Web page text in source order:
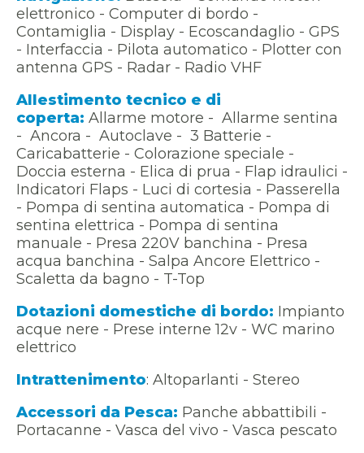
elettronico - Computer di bordo -
Contamiglia - Display - Ecoscandaglio - GPS
- Interfaccia - Pilota automatico - Plotter con
antenna GPS - Radar - Radio VHF
Allestimento tecnico e di
coperta: Allarme motore - Allarme sentina
- Ancora - Autoclave - 3 Batterie -
Caricabatterie - Colorazione speciale -
Doccia esterna - Elica di prua - Flap idraulici -
Indicatori Flaps - Luci di cortesia - Passerella
- Pompa di sentina automatica - Pompa di
sentina elettrica - Pompa di sentina
manuale - Presa 220V banchina - Presa
acqua banchina - Salpa Ancore Elettrico -
Scaletta da bagno - T-Top
Dotazioni domestiche di bordo: Impianto
acque nere - Prese interne 12v - WC marino
elettrico
Intrattenimento: Altoparlanti - Stereo
Accessori da Pesca: Panche abbattibili -
Portacanne - Vasca del vivo - Vasca pescato